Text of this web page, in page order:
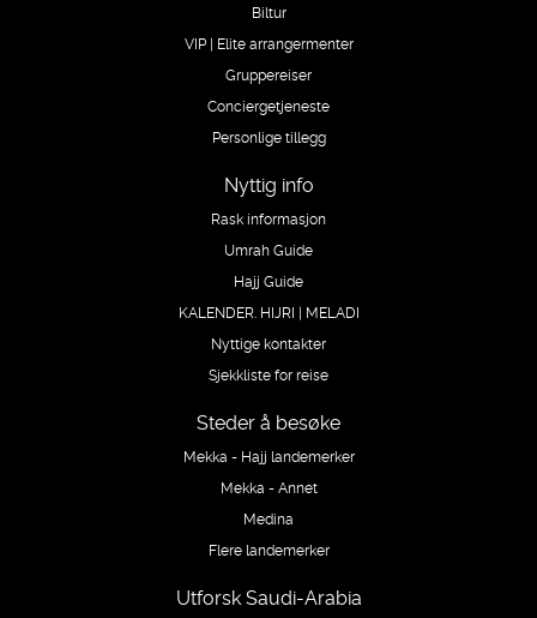
Biltur
VIP | Elite arrangermenter
Gruppereiser
Conciergetjeneste
Personlige tillegg
Nyttig info
Rask informasjon
Umrah Guide
Hajj Guide
KALENDER. HIJRI | MELADI
Nyttige kontakter
Sjekkliste for reise
Steder å besøke
Mekka - Hajj landemerker
Mekka - Annet
Medina
Flere landemerker
Utforsk Saudi-Arabia